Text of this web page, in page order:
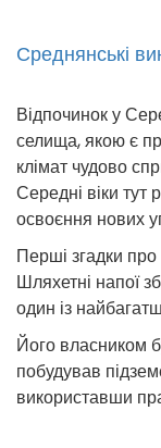
Среднянські
Відпочинок у
селища, якою є
клімат чудово
Середні віки тут
освоєння нових
Перші згадки про
Шляхетні напої
один із
Його власником
побудував
використавши